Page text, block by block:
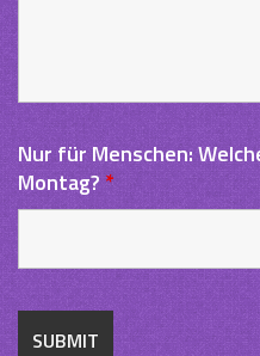
Nur für Menschen:
Montag? *